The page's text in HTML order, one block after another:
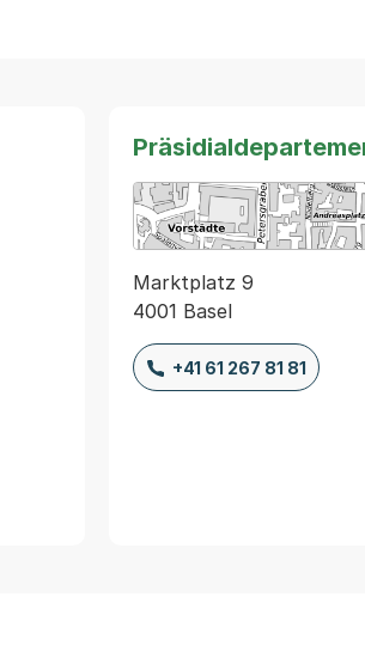
Marktplatz 9
4001 Basel
+41 61 267 81 81